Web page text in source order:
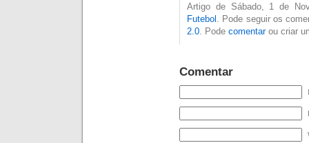
Artigo de Sábado, 1 de
Futebol . Pode seguir os
2.0 . Pode comentarou criar
Comentar